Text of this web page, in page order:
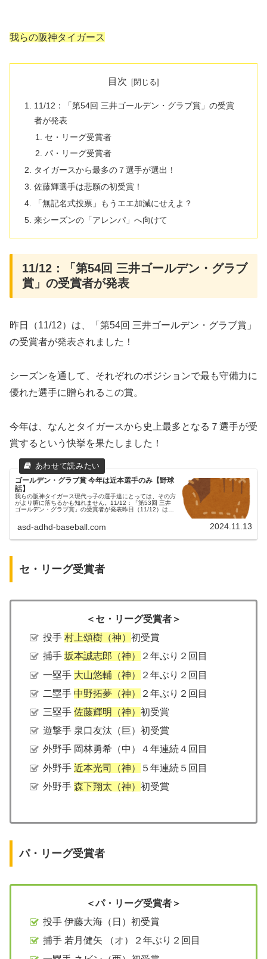
我らの阪神タイガース
目次
11/12：「第54回 三井ゴールデン・グラブ賞」の受賞
者が発表
セ・リーグ受賞者
パ・リーグ受賞者
タイガースから最多の７選手が選出！
佐藤輝選手は悲願の初受賞！
「無記名式投票」もうエエ加減にせえよ？
来シーズンの「アレンパ」へ向けて
11/12：「第54回 三井ゴールデン・グラブ
賞」の受賞者が発表
昨日（11/12）は、「第54回 三井ゴールデン・グラブ賞」
の受賞者が発表されました！
シーズンを通して、それぞれのポジションで最も守備力に
優れた選手に贈られるこの賞。
今年は、なんとタイガースから史上最多となる７選手が受
賞するという快挙を果たしました！
ゴールデン・グラブ賞 今年は近本選手のみ【野球
話】
我らの阪神タイガース現代っ子の選手達にとっては、その方
がより腑に落ちるかも知れません。11/12：「第53回 三井
ゴールデン・グラブ賞」の受賞者が発表昨日（11/12）は、
ました！シー...
asd-adhd-baseball.com 2024.11.13
セ・リーグ受賞者
＜セ・リーグ受賞者＞
投手村上頌樹（神）初受賞
捕手坂本誠志郎（神）
２年ぶり２回目
一塁手 大山悠輔（神）
２年ぶり２回目
二塁手 中野拓夢（神）
２年ぶり２回目
三塁手佐藤輝明（神）初受賞
遊撃手 泉口友汰（巨）初受賞
外野手 岡林勇希（中）４年連続４回目
外野手近本光司（神）
５年連続５回目
外野手森下翔太（神）初受賞
パ・リーグ受賞者
＜パ・リーグ受賞者＞
投手 伊藤大海（日）初受賞
捕手 若月健矢 （オ）２年ぶり２回目